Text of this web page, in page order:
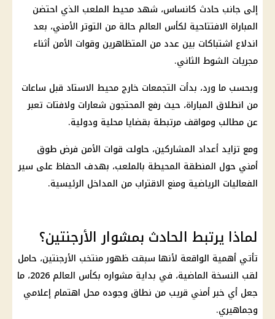
إلى جانب حادث كانساس، شهد محيط الملعب الذي احتضن
المباراة الافتتاحية لكأس العالم حالة من التوتر الأمني، بعد
اندلاع اشتباكات بين عدد من المتظاهرين وقوات الأمن أثناء
مجريات الشوط الثاني.
وبحسب ما ورد، بدأت التجمعات خارج محيط الاستاد قبل ساعات
من انطلاق المباراة، حيث رفع المحتجون شعارات ولافتات تعبر
عن مطالب ومواقف مرتبطة بقضايا محلية ودولية.
ومع تزايد أعداد المشاركين، حاولت قوات الأمن فرض طوق
أمني حول المنطقة المحيطة بالملعب، بهدف الحفاظ على سير
الفعاليات الرياضية ومنع الاقتراب من المداخل الرئيسية.
لماذا يرتبط الحادث بمشوار الأرجنتين؟
تأتي أهمية الواقعة لأنها سبقت ظهور منتخب الأرجنتين، حامل
لقب النسخة الماضية، في بداية مشواره بكأس العالم 2026، ما
جعل أي خبر أمني قريب من نطاق وجوده محل اهتمام إعلامي
وجماهيري.